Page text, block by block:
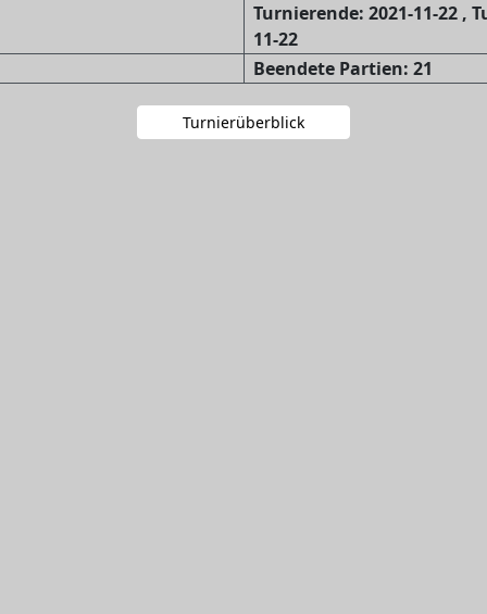
Turnierende: 2021-11-22 ,
11-22
Beendete Partien: 21
Turnierüberblick